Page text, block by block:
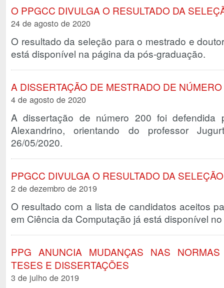
O PPGCC DIVULGA O RESULTADO DA
24 de agosto de 2020
O resultado da seleção para o mestrado e
está disponível na página da pós-graduação.
A DISSERTAÇÃO DE MESTRADO DE
4 de agosto de 2020
A dissertação de número 200 foi defendida
Alexandrino, orientando do professor
26/05/2020.
PPGCC DIVULGA O RESULTADO DA
2 de dezembro de 2019
O resultado com a lista de candidatos aceitos
em Ciência da Computação já está disponível
PPG ANUNCIA MUDANÇAS NAS
TESES E DISSERTAÇÕES
3 de julho de 2019